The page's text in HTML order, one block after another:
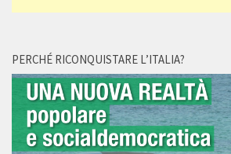
PERCHÉ RICONQUISTARE L’ITALIA?